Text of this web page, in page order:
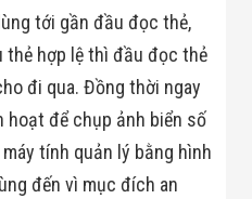
Máy Kiểm Tra
Khuyết Tật
Máy Kiểm Tra
Vết Nứt Sản
Phẩm
Máy Kiểm Tra
Bo Mạch Điện
Tử
Súng Bắn
tới gần đầu đọc thẻ,
thẻ hợp lệ thì đầu đọc thẻ
đi qua. Đồng thời ngay
hoạt để chụp ảnh biển số
tính quản lý bằng hình
đến vì mục đích an